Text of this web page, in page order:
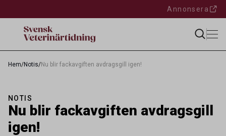
Annonsera
Hem/Notis/Nu blir fackavgiften avdragsgill igen!
NOTIS
Nu blir fackavgiften avdragsgill
igen!